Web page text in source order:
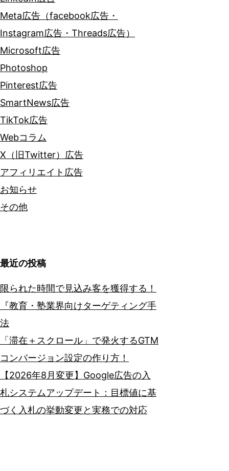
Meta広告（facebook広告・
Instagram広告・Threads広告）
Microsoft広告
Photoshop
Pinterest広告
SmartNews広告
TikTok広告
Webコラム
X（旧Twitter）広告
アフィリエイト広告
お知らせ
その他
最近の投稿
限られた時間で見込み客を獲得する！
『教育・塾業界向けターゲティング手
法
「滞在＋スクロール」で発火するGTM
コンバージョン設定の作り方！
【2026年8月変更】Google広告の入
札システムアップデート：目標値に基
づく入札の挙動変更と実務での対応